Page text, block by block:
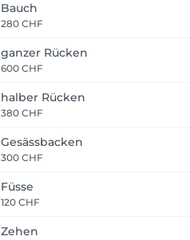
Bauch
280 CHF
ganzer Rücken
600 CHF
halber Rücken
380 CHF
Gesässbacken
300 CHF
Füsse
120 CHF
Zehen